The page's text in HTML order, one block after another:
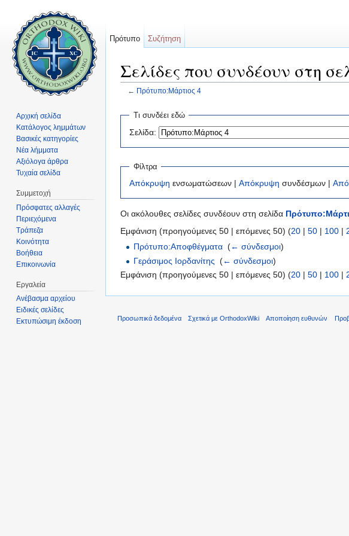
Σελίδες που συνδέουν στη
← Πρότυπο:Μάρτιος 4
Τι συνδέει εδώ
Σελίδα:
Φίλτρα
Απόκρυψη ενσωματώσεων | Απόκρυψη συνδέσμων |
Οι ακόλουθες σελίδες συνδέουν στη σελίδα
Εμφάνιση (προηγούμενες 50 | επόμενες 50) (20 | 50 | 100 |
Πρότυπο:Αποφθέγματα ‎(← σύνδεσμοι)
Γεράσιμος Ιορδανίτης ‎(← σύνδεσμοι)
Εμφάνιση (προηγούμενες 50 | επόμενες 50) (20 | 50 | 100 |
Πρότυπο Συζήτηση
Αρχική σελίδα
Κατάλογος λημμάτων
Βασικές κατηγορίες
Νέα λήμματα
Αξιόλογα άρθρα
Τυχαία σελίδα
Συμμετοχή
Πρόσφατες αλλαγές
Περιεχόμενα
Τράπεζα
Κοινότητα
Βοήθεια
Επικοινωνία
Εργαλεία
Ανέβασμα αρχείου
Ειδικές σελίδες
Εκτυπώσιμη έκδοση
Προσωπικά δεδομένα Σχετικά με OrthodoxWiki Αποποίηση ευθυνών